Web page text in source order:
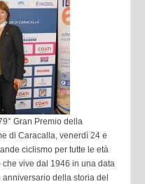
Gran Premio della
di Caracalla, venerdì 24 e
ciclismo per tutte le età
che vive dal 1946 in una data
della storia del